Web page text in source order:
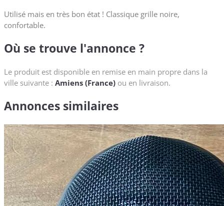
Utilisé mais en très bon état ! Classique grille noire,
confortable.
Où se trouve l'annonce ?
Le produit est disponible en remise en main propre dans la
ville suivante : Amiens (France) ou en livraison.
Annonces similaires